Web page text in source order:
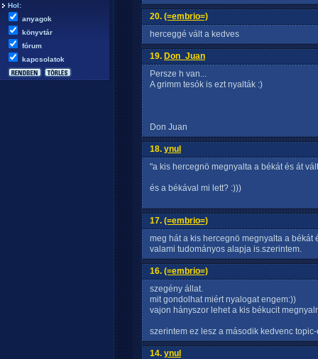
Hol:
anyagok
könyvtár
fórum
kapcsolatok
20. (=embrio=)
herceggé vált a kedves
19. Don_Juan
Persze h van...
A grimm tesók is ezt nyalták :)
Don Juan
18. ynul
"a kis hercegnö megnyalta a békát és át
és a békával mi lett? :)))
17. (=embrio=)
meg hát a kis hercegnö megnyalta a
valami tudományos alapja is.szerintem.
16. (=embrio=)
szegény állat.
mit gondolhat miért nyalogat engem:))
vajon hányszor lehet a kis békucit
szerintem ez lesz a második kedvenc topic-
14. ynul